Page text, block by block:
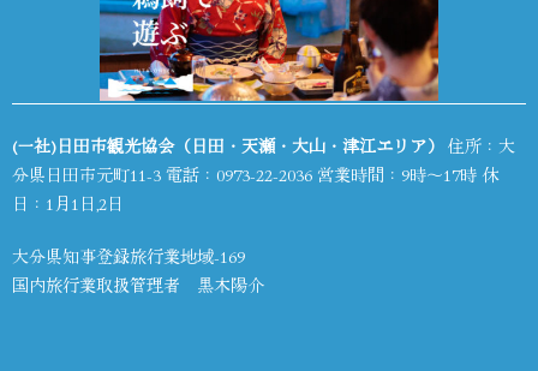
(一社)日田市観光協会（日田・天瀬・大山・津江エリア） 住所：大
分県日田市元町11-3 電話： 0973-22-2036 営業時間：9時～17時 休
日：1月1日,2日
大分県知事登録旅行業地域-169
国内旅行業取扱管理者 黒木陽介